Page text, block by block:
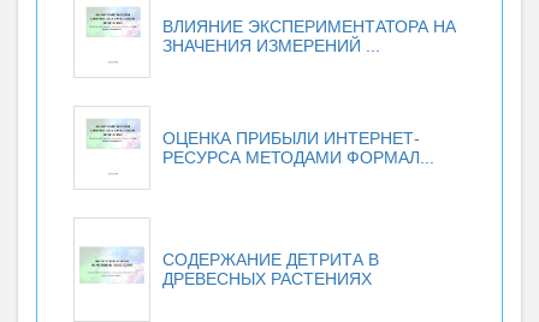
ВЛИЯНИЕ ЭКСПЕРИМЕНТАТОРА НА
ЗНАЧЕНИЯ ИЗМЕРЕНИЙ ...
ОЦЕНКА ПРИБЫЛИ ИНТЕРНЕТ-
РЕСУРСА МЕТОДАМИ ФОРМАЛ...
СОДЕРЖАНИЕ ДЕТРИТА В
ДРЕВЕСНЫХ РАСТЕНИЯХ